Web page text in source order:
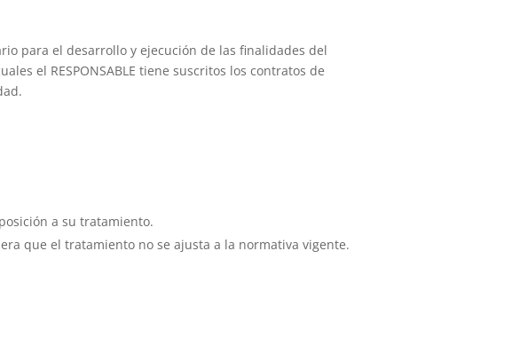
para el desarrollo y ejecución de las finalidades del
el RESPONSABLE tiene suscritos los contratos de
a su tratamiento.
que el tratamiento no se ajusta a la normativa vigente.